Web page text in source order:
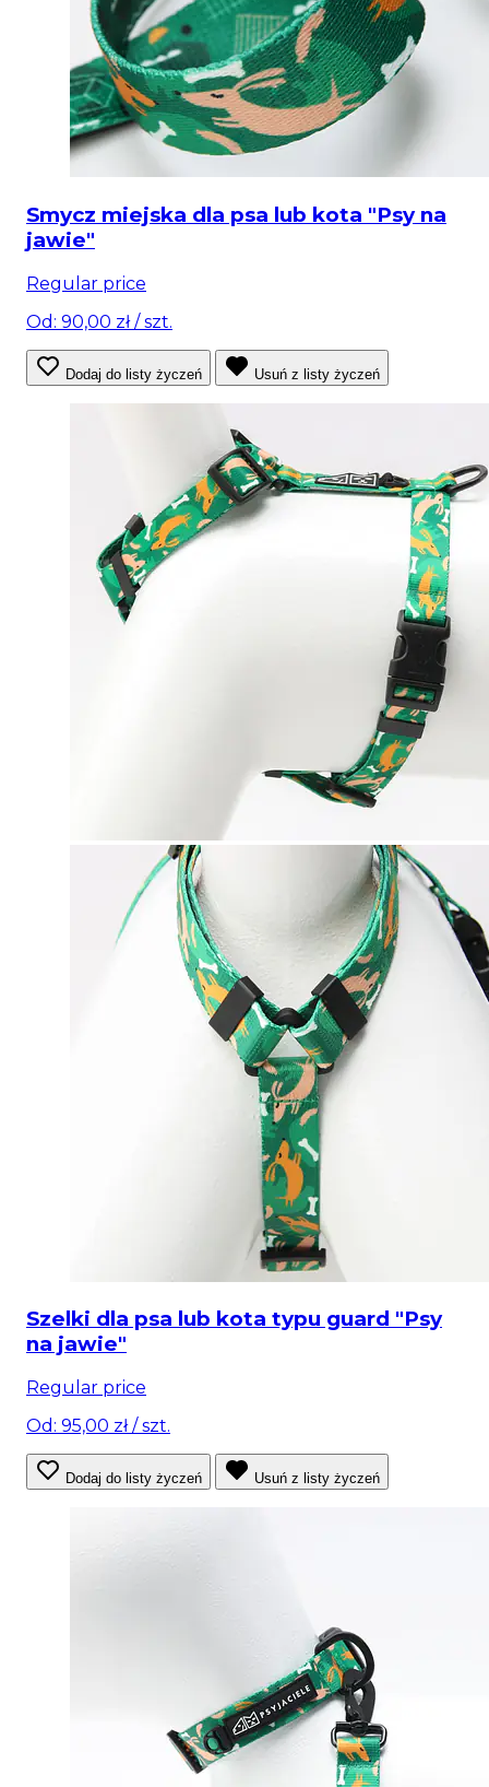
Smycz miejska dla psa lub kota "Psy na
jawie"
Regular price
Od: 90,00 zł/ szt.
Dodaj do listy życzeń Usuń z listy życzeń
Szelki dla psa lub kota typu guard "Psy
na jawie"
Regular price
Od: 95,00 zł/ szt.
Dodaj do listy życzeń Usuń z listy życzeń